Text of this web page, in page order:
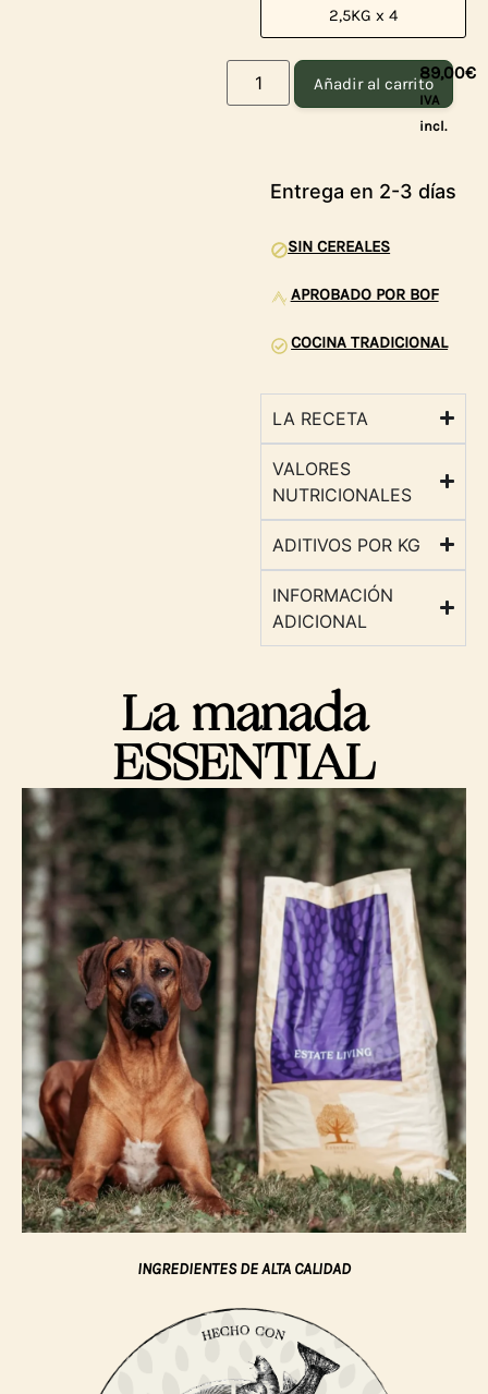
2,5KG x 4
Añadir al carrito
89,00€
IVA
incl.
Entrega en 2-3 días
SIN CEREALES
APROBADO POR BOF
COCINA TRADICIONAL
LA RECETA
VALORES
NUTRICIONALES
ADITIVOS POR KG
INFORMACIÓN
ADICIONAL
La manada
ESSENTIAL​
INGREDIENTES DE ALTA CALIDAD